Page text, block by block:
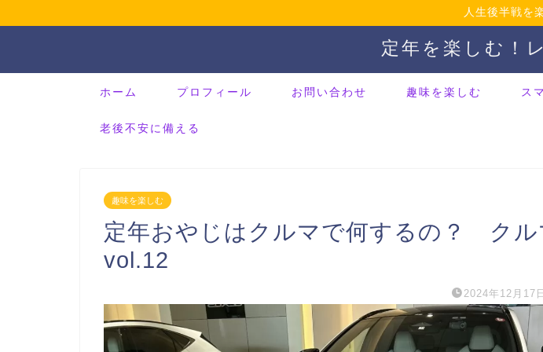
人生後半戦を
定年を楽しむ！
ホーム プロフィール お問い合わせ 趣味を楽しむ ス
老後不安に備える
趣味を楽しむ
定年おやじはクルマで何するの？ クル
vol.12
2024年12月17日